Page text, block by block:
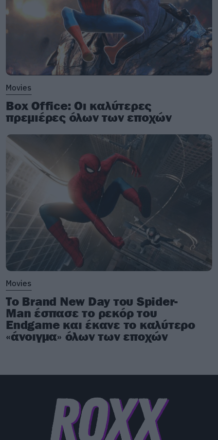
Movies
Box Office: Οι καλύτερες
πρεμιέρες όλων των εποχών
Movies
Το Brand New Day του Spider-
Man έσπασε το ρεκόρ του
Endgame και έκανε το καλύτερο
«άνοιγμα» όλων των εποχών